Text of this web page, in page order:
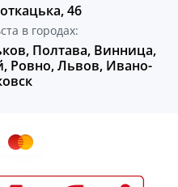
46
в городах:
Ровно, Львов, Ивано-